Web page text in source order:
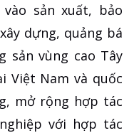
sản xuất, bảo
dựng, quảng bá
sản vùng cao Tây
Việt Nam và quốc
mở rộng hợp tác
với hợp tác